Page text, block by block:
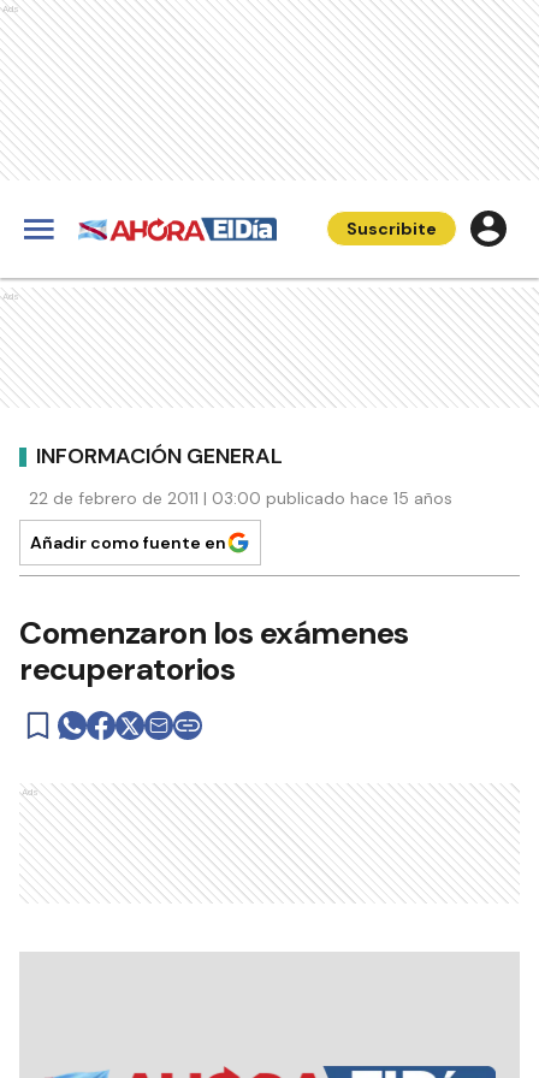
Ads
Suscribite
Ads
INFORMACIÓN GENERAL
22 de febrero de 2011 | 03:00 publicado hace 15 años
Añadir como fuente en
Comenzaron los exámenes
recuperatorios
Ads